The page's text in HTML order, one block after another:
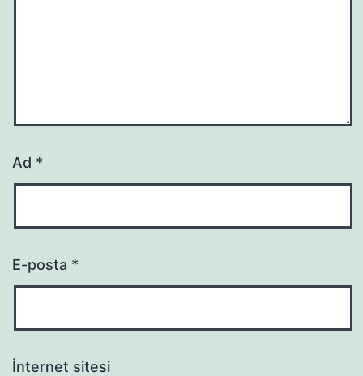
Ad *
E-posta *
İnternet sitesi